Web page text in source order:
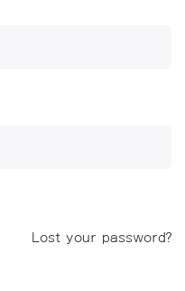
Lost your password?